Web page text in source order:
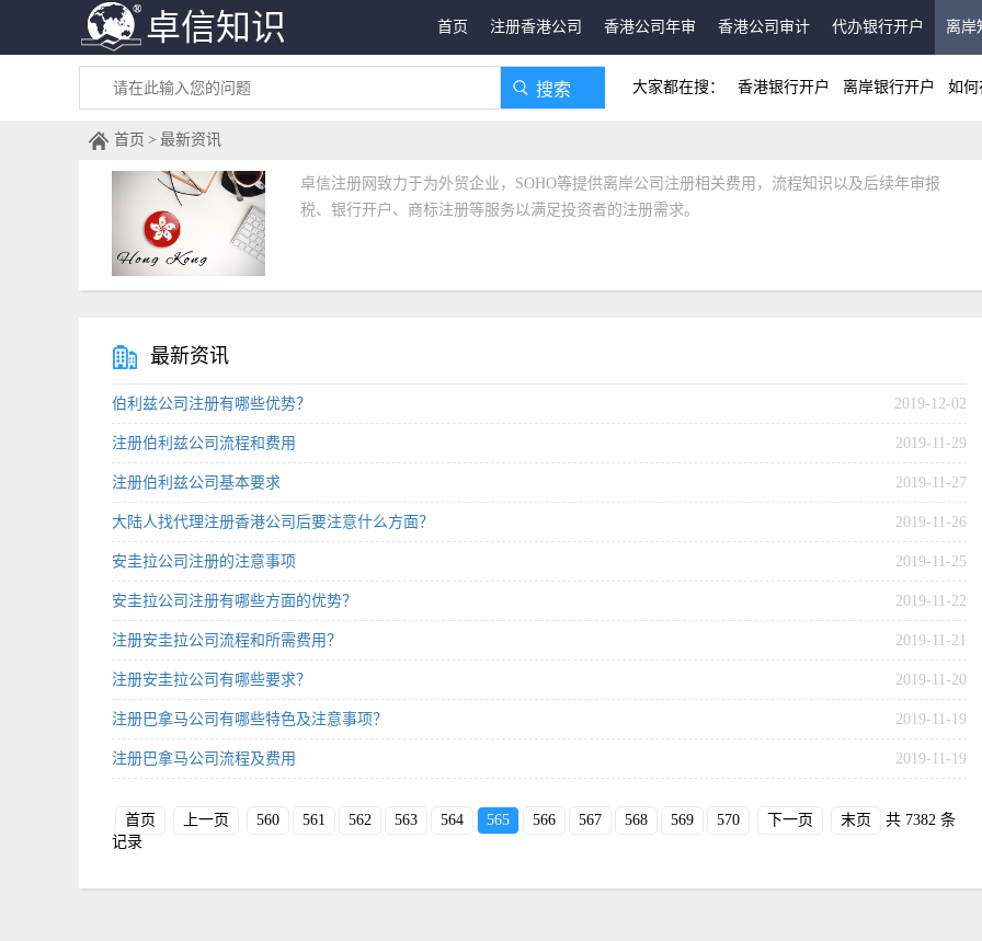
卓信知识 首页 注册香港公司 香港公司年审 香港公司审计 代办银行开户 离岸
大家都在搜： 香港银行开户 离岸银行开户 如何
首页 最新资讯
卓信注册网致力于为外贸企业，SOHO等提供离岸公司注册相关费用，流程知识以及后续年审报
税、银行开户、商标注册等服务以满足投资者的注册需求。
最新资讯
伯利兹公司注册有哪些优势？ 2019-12-02
注册伯利兹公司流程和费用 2019-11-29
注册伯利兹公司基本要求 2019-11-27
大陆人找代理注册香港公司后要注意什么方面？ 2019-11-26
安圭拉公司注册的注意事项 2019-11-25
安圭拉公司注册有哪些方面的优势？ 2019-11-22
注册安圭拉公司流程和所需费用？ 2019-11-21
注册安圭拉公司有哪些要求？ 2019-11-20
注册巴拿马公司有哪些特色及注意事项？ 2019-11-19
注册巴拿马公司流程及费用 2019-11-19
首页 上一页 560 561 562 563 564 565 566 567 568 569 570 下一页 末页
共 7382 条
记录